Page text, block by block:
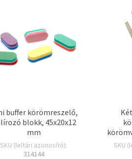
buffer körömreszelő,
blokk, 45x20x12
mm
SKU (leltári azonosító):
314144
SKU